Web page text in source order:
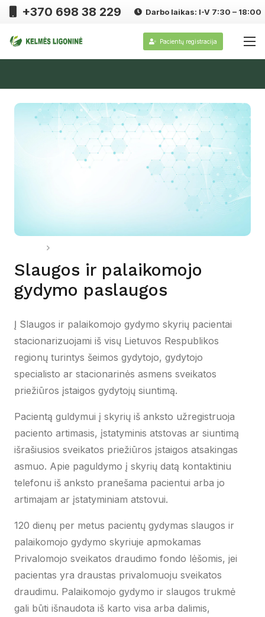
+370 698 38 229 Darbo laikas: I-V 7:30 – 18:00
Pacientų registracija
Slaugos ir palaikomojo
gydymo paslaugos
Į Slaugos ir palaikomojo gydymo skyrių pacientai
stacionarizuojami iš visų Lietuvos Respublikos
regionų turintys šeimos gydytojo, gydytojo
specialisto ar stacionarinės asmens sveikatos
priežiūros įstaigos gydytojų siuntimą.
Pacientą guldymui į skyrių iš anksto užregistruoja
paciento artimasis, įstatyminis atstovas ar siuntimą
išrašiusios sveikatos priežiūros įstaigos atsakingas
asmuo. Apie paguldymo į skyrių datą kontaktiniu
telefonu iš anksto pranešama pacientui arba jo
artimajam ar įstatyminiam atstovui.
120 dienų per metus pacientų gydymas slaugos ir
palaikomojo gydymo skyriuje apmokamas
Privalomojo sveikatos draudimo fondo lėšomis, jei
pacientas yra draustas privalomuoju sveikatos
draudimu. Palaikomojo gydymo ir slaugos trukmė
gali būti išnaudota iš karto visa arba dalimis,